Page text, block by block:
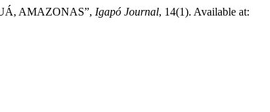
AMAZONAS”, Igapó Journal, 14(1). Available at: